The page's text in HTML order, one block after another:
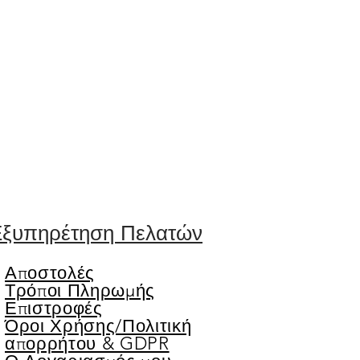
Πελατών
Αποστολές
Τρόποι Πληρωμής
Επιστροφές
Όροι Χρήσης/Πολιτική
απορρήτου & GDPR